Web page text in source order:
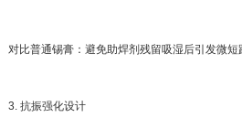
对比普通锡膏：避免助焊剂残留吸湿后引发微短
3. 抗振强化设计